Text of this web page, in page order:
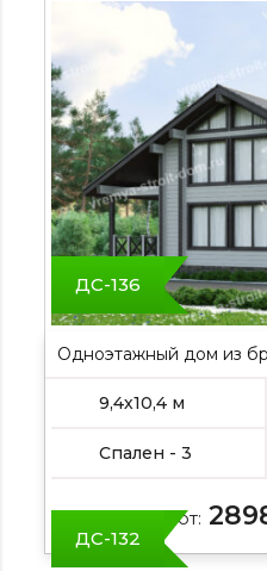
ДС-136
Одноэтажный дом из
9,4х10,4 м
Спален - 3
Цена от:
ДС-132